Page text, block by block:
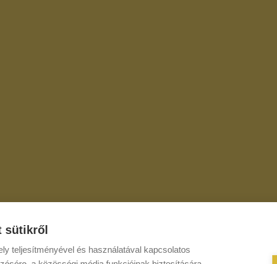
sütikről
teljesítményével és használatával kapcsolatos